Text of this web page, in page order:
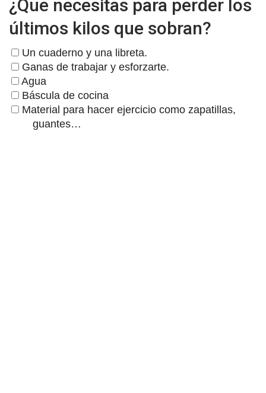
¿Que necesitas para perder los
últimos kilos que sobran?
Un cuaderno y una libreta.
Ganas de trabajar y esforzarte.
Agua
Báscula de cocina
Material para hacer ejercicio como zapatillas,
guantes…